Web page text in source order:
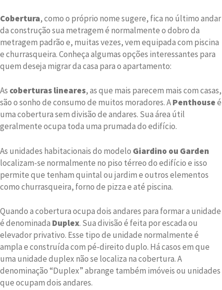
Cobertura, como o próprio nome sugere, fica no último andar
da construção sua metragem é normalmente o dobro da
metragem padrão e, muitas vezes, vem equipada com piscina
e churrasqueira. Conheça algumas opções interessantes para
quem deseja migrar da casa para o apartamento:
As coberturas lineares, as que mais parecem mais com casas,
são o sonho de consumo de muitos moradores. APenthouseé
uma cobertura sem divisão de andares. Sua área útil
geralmente ocupa toda uma prumada do edifício.
As unidades habitacionais do modelo Giardino ou Garden
localizam-se normalmente no piso térreo do edifício e isso
permite que tenham quintal ou jardim e outros elementos
como churrasqueira, forno de pizza e até piscina.
Quando a cobertura ocupa dois andares para formar a unidade
é denominada Duplex. Sua divisão é feita por escada ou
elevador privativo. Esse tipo de unidade normalmente é
ampla e construída com pé-direito duplo. Há casos em que
uma unidade duplex não se localiza na cobertura. A
denominação “Duplex” abrange também imóveis ou unidades
que ocupam dois andares.